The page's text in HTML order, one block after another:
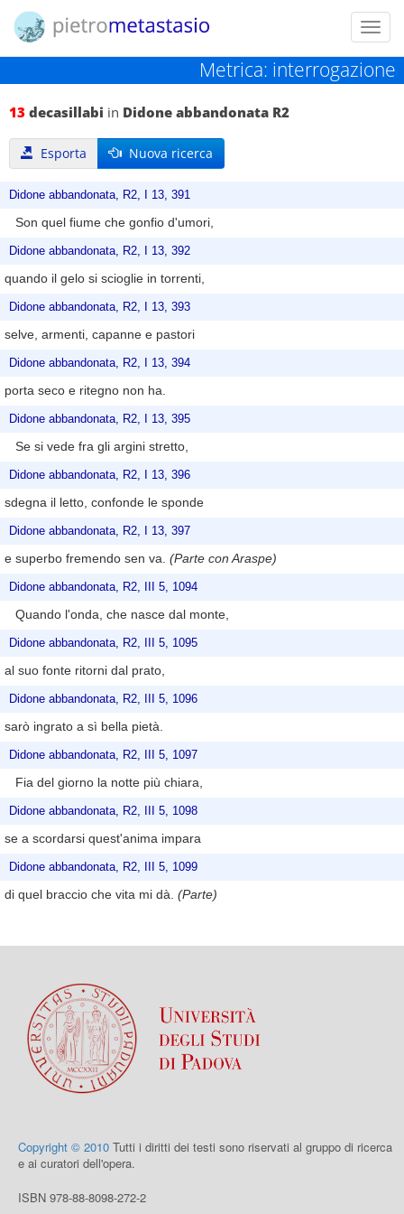
Metrica: interrogazione
13 decasillabi in Didone abbandonata R2
Esporta Nuova ricerca
Didone abbandonata, R2, I 13, 391
Son quel fiume che gonfio d'umori,
Didone abbandonata, R2, I 13, 392
quando il gelo si scioglie in torrenti,
Didone abbandonata, R2, I 13, 393
selve, armenti, capanne e pastori
Didone abbandonata, R2, I 13, 394
porta seco e ritegno non ha.
Didone abbandonata, R2, I 13, 395
Se si vede fra gli argini stretto,
Didone abbandonata, R2, I 13, 396
sdegna il letto, confonde le sponde
Didone abbandonata, R2, I 13, 397
e superbo fremendo sen va. (Parte con Araspe)
Didone abbandonata, R2, III 5, 1094
Quando l'onda, che nasce dal monte,
Didone abbandonata, R2, III 5, 1095
al suo fonte ritorni dal prato,
Didone abbandonata, R2, III 5, 1096
sarò ingrato a sì bella pietà.
Didone abbandonata, R2, III 5, 1097
Fia del giorno la notte più chiara,
Didone abbandonata, R2, III 5, 1098
se a scordarsi quest'anima impara
Didone abbandonata, R2, III 5, 1099
di quel braccio che vita mi dà. (Parte)
Copyright © 2010 Tutti i diritti dei testi sono riservati al gruppo di ricerca
e ai curatori dell'opera.
ISBN 978-88-8098-272-2